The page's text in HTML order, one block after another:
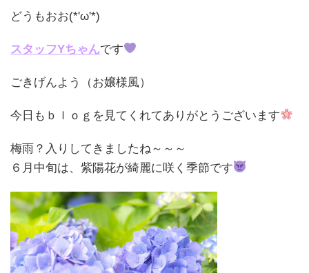
どうもおお(*'ω'*)
スタッフYちゃんです
ごきげんよう（お嬢様風）
今日もｂｌｏｇを見てくれてありがとうございます
梅雨？入りしてきましたね～～～
６月中旬は、紫陽花が綺麗に咲く季節です